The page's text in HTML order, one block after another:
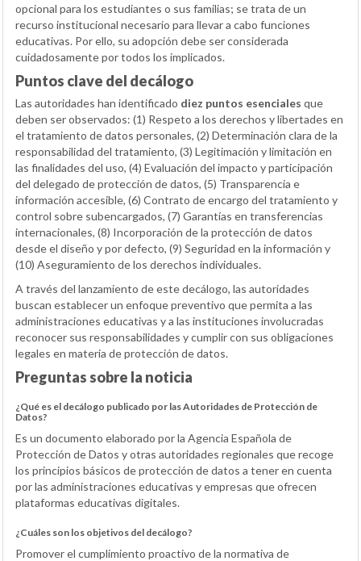
opcional para los estudiantes o sus familias; se trata de un
recurso institucional necesario para llevar a cabo funciones
educativas. Por ello, su adopción debe ser considerada
cuidadosamente por todos los implicados.
Puntos clave del decálogo
Las autoridades han identificado diez puntos esenciales que
deben ser observados: (1) Respeto a los derechos y libertades en
el tratamiento de datos personales, (2) Determinación clara de la
responsabilidad del tratamiento, (3) Legitimación y limitación en
las finalidades del uso, (4) Evaluación del impacto y participación
del delegado de protección de datos, (5) Transparencia e
información accesible, (6) Contrato de encargo del tratamiento y
control sobre subencargados, (7) Garantías en transferencias
internacionales, (8) Incorporación de la protección de datos
desde el diseño y por defecto, (9) Seguridad en la información y
(10) Aseguramiento de los derechos individuales.
A través del lanzamiento de este decálogo, las autoridades
buscan establecer un enfoque preventivo que permita a las
administraciones educativas y a las instituciones involucradas
reconocer sus responsabilidades y cumplir con sus obligaciones
legales en materia de protección de datos.
Preguntas sobre la noticia
¿Qué es el decálogo publicado por las Autoridades de Protección de
Datos?
Es un documento elaborado por la Agencia Española de
Protección de Datos y otras autoridades regionales que recoge
los principios básicos de protección de datos a tener en cuenta
por las administraciones educativas y empresas que ofrecen
plataformas educativas digitales.
¿Cuáles son los objetivos del decálogo?
Promover el cumplimiento proactivo de la normativa de